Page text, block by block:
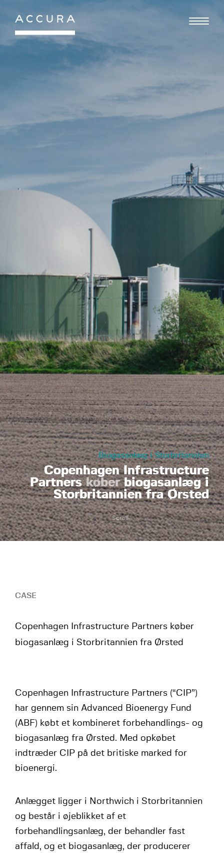
Gå
indhold
Biogasanlæg i Storbritannien
Copenhagen Infrastructure
Partnerskøberbiogasanlæg i
Storbritannien fra Ørsted
Scroll
CASE
Copenhagen Infrastructure Partners køber
biogasanlæg i Storbritannien fra Ørsted
Copenhagen Infrastructure Partners (“CIP”)
har gennem sin Advanced Bioenergy Fund
(ABF) købt et kombineret forbehandlings- og
biogasanlæg fra Ørsted. Med opkøbet
indtræder CIP på det britiske marked for
bioenergi.
Anlægget ligger i Northwich i Storbritannien
og består i øjeblikket af et
forbehandlingsanlæg, der behandler fast
affald, og et biogasanlæg, der producerer